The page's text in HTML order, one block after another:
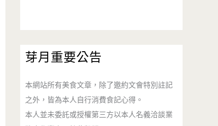
芽月重要公告
本網站所有美食文章，除了邀約文會特別註記
之外，皆為本人自行消費食記心得。
本人並未委託或授權第三方以本人名義洽談業